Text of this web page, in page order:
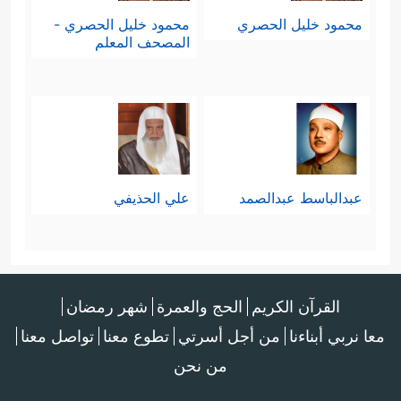
محمود خليل الحصري
محمود خليل الحصري -
المصحف المعلم
عبدالباسط عبدالصمد علي الحذيفي
القرآن الكريم الحج والعمرة شهر رمضان
معا نربي أبناءنا من أجل أسرتي تطوع معنا تواصل معنا
من نحن